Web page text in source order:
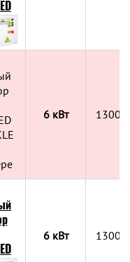
6 кВт
6 кВт